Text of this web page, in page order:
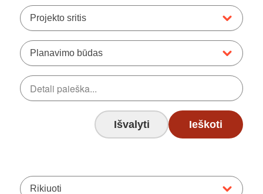
Projekto sritis
Planavimo būdas
Išvalyti Ieškoti
Rikiuoti